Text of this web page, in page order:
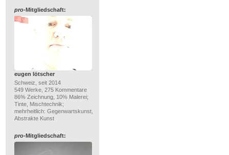
pro-Mitgliedschaft:
eugen lötscher
Schweiz, seit 2014
549 Werke, 275 Kommentare
86% Zeichnung, 10% Malerei;
Tinte, Mischtechnik;
mehrheitlich: Gegenwartskunst,
Abstrakte Kunst
pro-Mitgliedschaft: